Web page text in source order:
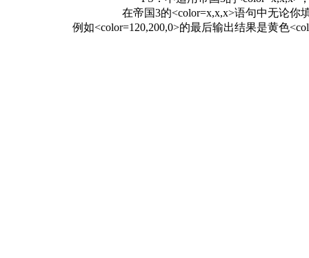
在帝国3的<color=x,x,x>语句中无论你
例如<color=120,200,0>的最后输出结果是黄色